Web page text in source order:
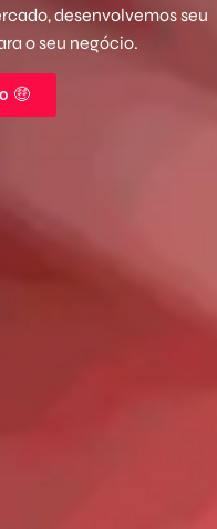
desenvolvemos seu
o seu negócio.
🤑